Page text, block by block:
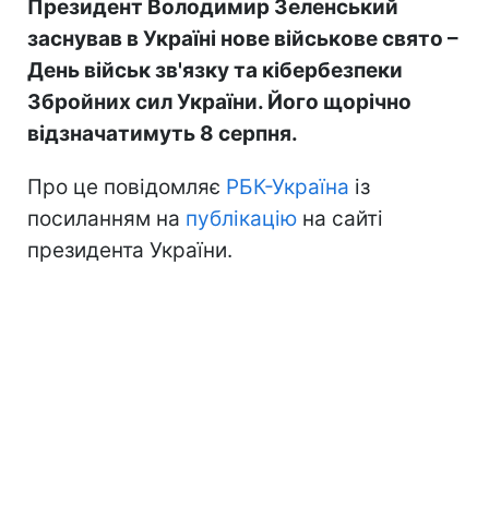
Президент Володимир Зеленський
заснував в Україні нове військове свято –
День військ зв'язку та кібербезпеки
Збройних сил України. Його щорічно
відзначатимуть 8 серпня.
Про це повідомляє РБК-Україна із
посиланням на публікацію на сайті
президента України.